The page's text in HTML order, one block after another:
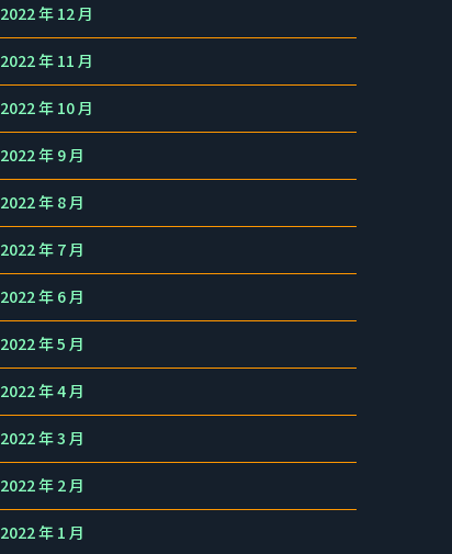
2022 年 12 月
2022 年 11 月
2022 年 10 月
2022 年 9 月
2022 年 8 月
2022 年 7 月
2022 年 6 月
2022 年 5 月
2022 年 4 月
2022 年 3 月
2022 年 2 月
2022 年 1 月